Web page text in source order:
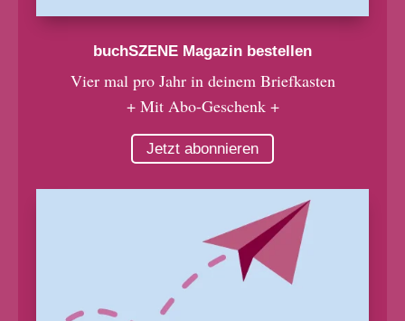
buchSZENE Magazin bestellen
Vier mal pro Jahr in deinem Briefkasten
+ Mit Abo-Geschenk +
Jetzt abonnieren